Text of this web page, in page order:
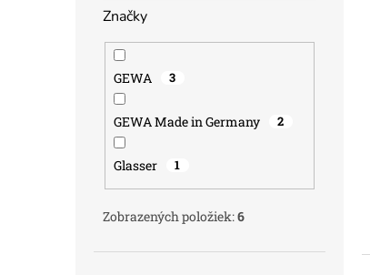
Značky
GEWA 3
GEWA Made in Germany 2
Glasser 1
Zobrazených položiek:6